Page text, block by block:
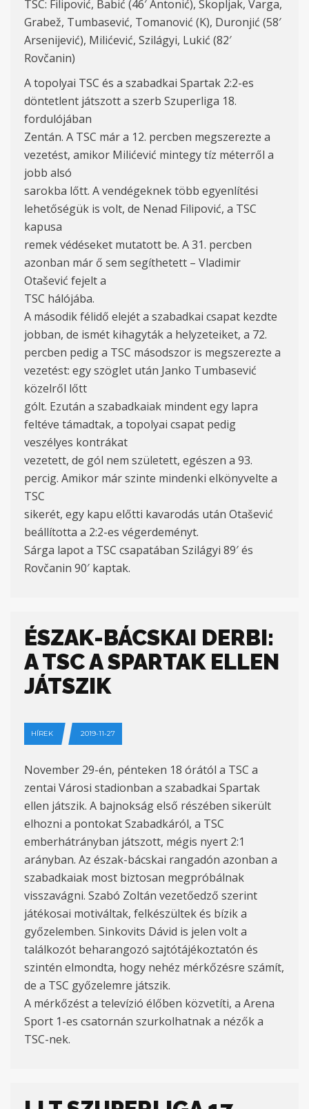
TSC: Filipović, Babić (46′ Antonić), Skopljak, Varga,
Grabež, Tumbasević, Tomanović (K), Duronjić (58′
Arsenijević), Milićević, Szilágyi, Lukić (82′
Rovčanin)
A topolyai TSC és a szabadkai Spartak 2:2-es
döntetlent játszott a szerb Szuperliga 18.
fordulójában
Zentán. A TSC már a 12. percben megszerezte a
vezetést, amikor Milićević mintegy tíz méterről a
jobb alsó
sarokba lőtt. A vendégeknek több egyenlítési
lehetőségük is volt, de Nenad Filipović, a TSC
kapusa
remek védéseket mutatott be. A 31. percben
azonban már ő sem segíthetett – Vladimir
Otašević fejelt a
TSC hálójába.
A második félidő elejét a szabadkai csapat kezdte
jobban, de ismét kihagyták a helyzeteiket, a 72.
percben pedig a TSC másodszor is megszerezte a
vezetést: egy szöglet után Janko Tumbasević
közelről lőtt
gólt. Ezután a szabadkaiak mindent egy lapra
feltéve támadtak, a topolyai csapat pedig
veszélyes kontrákat
vezetett, de gól nem született, egészen a 93.
percig. Amikor már szinte mindenki elkönyvelte a
TSC
sikerét, egy kapu előtti kavarodás után Otašević
beállította a 2:2-es végerdeményt.
Sárga lapot a TSC csapatában Szilágyi 89′ és
Rovčanin 90′ kaptak.
ÉSZAK-BÁCSKAI DERBI:
A TSC A SPARTAK ELLEN
JÁTSZIK
HÍREK 2019-11-27
November 29-én, pénteken 18 órától a TSC a
zentai Városi stadionban a szabadkai Spartak
ellen játszik. A bajnokság első részében sikerült
elhozni a pontokat Szabadkáról, a TSC
emberhátrányban játszott, mégis nyert 2:1
arányban. Az észak-bácskai rangadón azonban a
szabadkaiak most biztosan megpróbálnak
visszavágni. Szabó Zoltán vezetőedző szerint
játékosai motiváltak, felkészültek és bízik a
győzelemben. Sinkovits Dávid is jelen volt a
találkozót beharangozó sajtótájékoztatón és
szintén elmondta, hogy nehéz mérkőzésre számít,
de a TSC győzelemre játszik.
A mérkőzést a televízió élőben közvetíti, a Arena
Sport 1-es csatornán szurkolhatnak a nézők a
TSC-nek.